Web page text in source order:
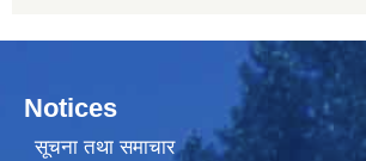
Notices
सूचना तथा समाचार